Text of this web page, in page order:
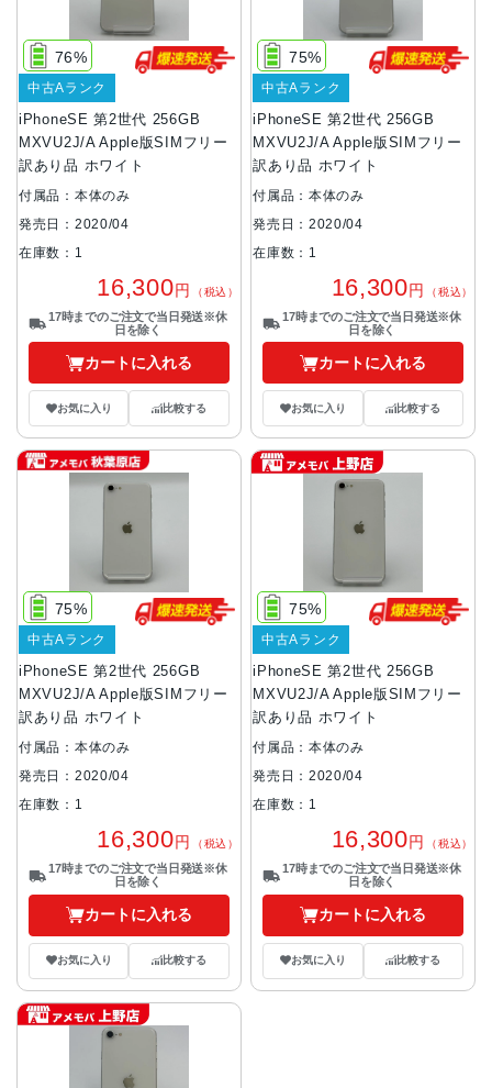
iPhoneSE 第2世代 256GB
MXVU2J/A Apple版SIMフリー
訳あり品 ホワイト
76%
中古Aランク
付属品：本体のみ
発売日：2020/04
在庫数：1
16,300円 （税込）
17時までのご注文で当日発送※休
日を除く
カートに入れる
お気に入り 比較する
iPhoneSE 第2世代 256GB
MXVU2J/A Apple版SIMフリー
訳あり品 ホワイト
75%
中古Aランク
付属品：本体のみ
発売日：2020/04
在庫数：1
16,300円 （税込）
17時までのご注文で当日発送※休
日を除く
カートに入れる
お気に入り 比較する
iPhoneSE 第2世代 256GB
MXVU2J/A Apple版SIMフリー
訳あり品 ホワイト
75%
中古Aランク
付属品：本体のみ
発売日：2020/04
在庫数：1
16,300円 （税込）
17時までのご注文で当日発送※休
日を除く
カートに入れる
お気に入り 比較する
iPhoneSE 第2世代 256GB
MXVU2J/A Apple版SIMフリー
訳あり品 ホワイト
75%
中古Aランク
付属品：本体のみ
発売日：2020/04
在庫数：1
16,300円 （税込）
17時までのご注文で当日発送※休
日を除く
カートに入れる
お気に入り 比較する